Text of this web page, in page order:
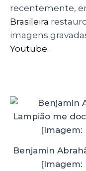
recentemente,
Brasileira
imagens
Youtube.
Benjamin
[Imagem: